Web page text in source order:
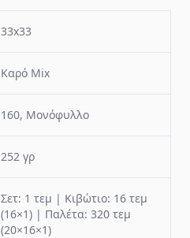
33x33
Καρό Mix
160, Μονόφυλλο
252 γρ
Σετ: 1 τεμ | Κιβώτιο: 16 τεμ
(16×1) | Παλέτα: 320 τεμ
(20×16×1)